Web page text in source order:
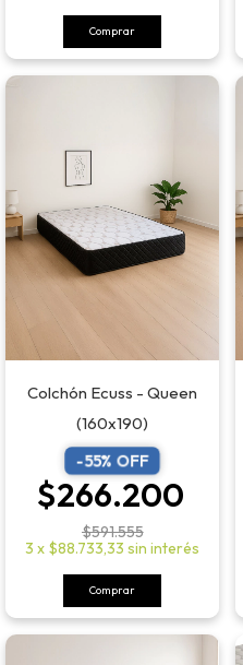
Comprar
Colchón Ecuss - Queen
(160x190)
-55% OFF
$266.200
$591.555
3 x $88.733,33 sin interés
Comprar